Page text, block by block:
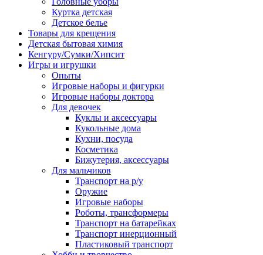
Куртка детская
Детское белье
Товары для крещения
Детская бытовая химия
Кенгуру/Сумки/Хипсит
Игры и игрушки
Опыты
Игровые наборы и фигурки
Игровые наборы доктора
Для девочек
Куклы и аксессуары
Кукольные дома
Кухни, посуда
Косметика
Бижутерия, аксессуары
Для мальчиков
Транспорт на р/у
Оружие
Игровые наборы
Роботы, трансформеры
Транспорт на батарейках
Транспорт инерционный
Пластиковый транспорт